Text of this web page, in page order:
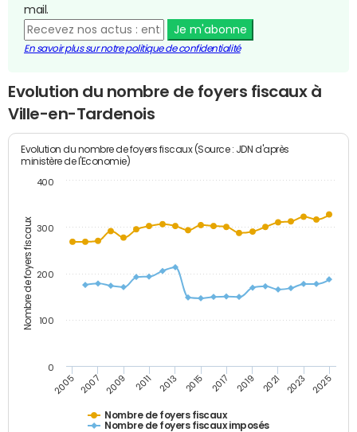
mail.
Je m'abonne
En savoir plus sur notre politique de confidentialité
Evolution du nombre de foyers fiscaux à
Ville-en-Tardenois
Nombre de foyers fiscaux
Evolution du nombre de foyers fiscaux (Source : JDN d'après
ministère de l'Economie)
Nombre de foyers fiscaux
Nombre de foyers fiscaux imposés
2005 2007 2009 2011 2013 2015 2017 2019 2021 2023 2025
0
100
200
300
400